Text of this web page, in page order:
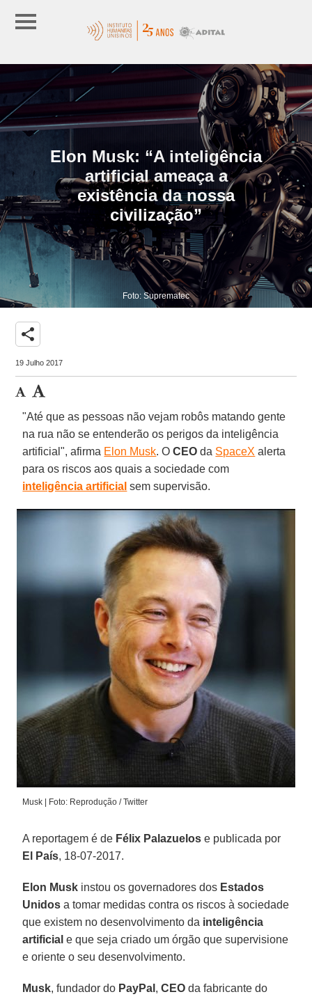
Elon Musk: “A inteligência
artificial ameaça a
existência da nossa
civilização”
Foto: Suprematec
share
19 Julho 2017
"Até que as pessoas não vejam robôs matando gente
na rua não se entenderão os perigos da inteligência
artificial", afirma Elon Musk. O CEO da SpaceX alerta
para os riscos aos quais a sociedade com
inteligência artificial sem supervisão.
Musk | Foto: Reprodução / Twitter
A reportagem é de Félix Palazuelos e publicada por
El País, 18-07-2017.
Elon Musk instou os governadores dos Estados
Unidos a tomar medidas contra os riscos à sociedade
que existem no desenvolvimento da inteligência
artificial e que seja criado um órgão que supervisione
e oriente o seu desenvolvimento.
Musk, fundador do PayPal ,CEO da fabricante do